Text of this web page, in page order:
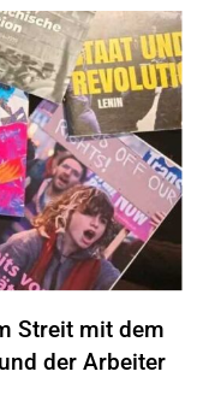
Streit mit dem
der Arbeiter